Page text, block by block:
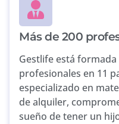
Más de 200
Gestlife está
profesionales en 11
especializado en
de alquiler,
sueño de tener un